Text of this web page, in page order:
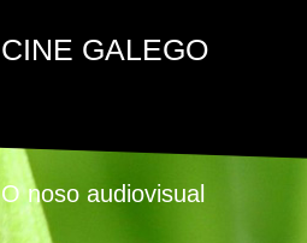
CINE GALEGO
O noso audiovisual